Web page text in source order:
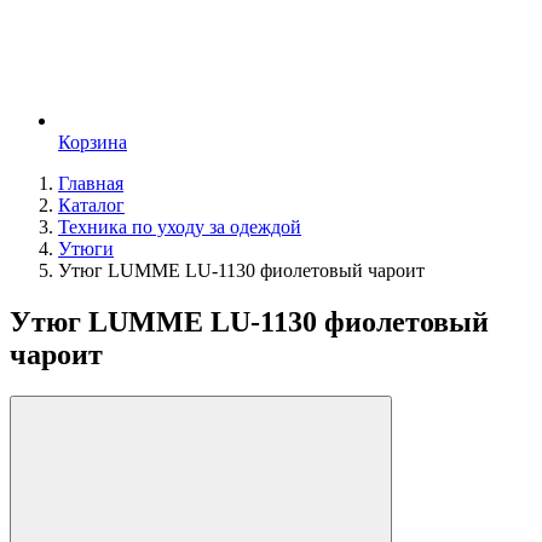
Корзина
Главная
Каталог
Техника по уходу за одеждой
Утюги
Утюг LUMME LU-1130 фиолетовый чароит
Утюг LUMME LU-1130 фиолетовый
чароит